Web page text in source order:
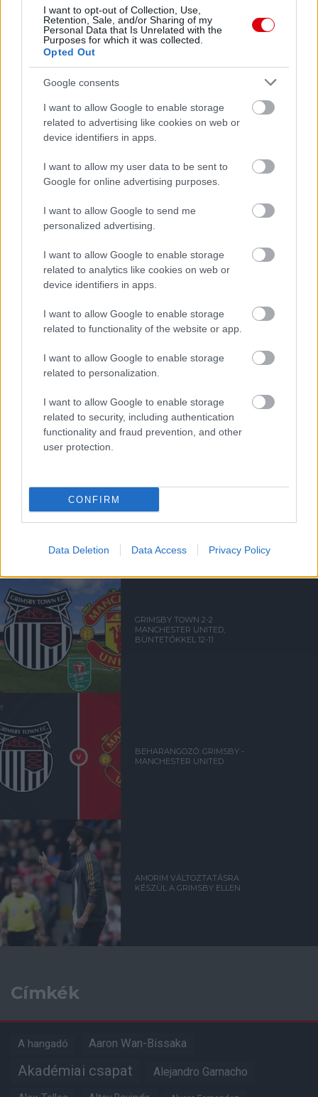
I want to opt-out of Collection, Use,
Retention, Sale, and/or Sharing of my
Personal Data that Is Unrelated with the
Purposes for which it was collected.
Opted Out
Google consents
I want to allow Google to enable storage
related to advertising like cookies on web or
device identifiers in apps.
I want to allow my user data to be sent to
Google for online advertising purposes.
I want to allow Google to send me
personalized advertising.
I want to allow Google to enable storage
related to analytics like cookies on web or
device identifiers in apps.
I want to allow Google to enable storage
related to functionality of the website or app.
I want to allow Google to enable storage
related to personalization.
I want to allow Google to enable storage
related to security, including authentication
functionality and fraud prevention, and other
user protection.
CONFIRM
Data Deletion Data Access Privacy Policy
Nya Ullevi, Göteborg
2026-08-08 17:00
0 nap 6 óra 44 perc 37 másodperc
AC MilanvsManchester United2026-08-15 18:00
ELŐZŐ MÉRKŐZÉSEK
Támogatás
Támogasd adományoddal
a ManUtdFanatics.hu működését!
Kapcsolódó hírek
LIGAKUPA
GRIMSBY ELLENI KIESÉSRE
GRIMSBY TOWN 2-2
MANCHESTER UNITED,
BÜNTETŐKKEL 12-11
BEHARANGOZÓ: GRIMSBY -
MANCHESTER UNITED
AMORIM VÁLTOZTATÁSRA
KÉSZÜL A GRIMSBY ELLEN
Címkék
A hangadó Aaron Wan-Bissaka
Akadémiai csapat Alejandro Garnacho